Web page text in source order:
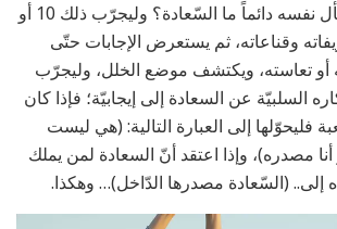
على الإنسان أن يسأل نفسه دائماً ما السّعادة؟ وليجرّب ذلك 10 أو
وقناعاته، ثم يستعرض الإجابات حتّى
تعاسته، ويكتشف موضع الخلل، وليجرّب
السلبيّة عن السعادة إلى إيجابيّة؛ فإذا كان
فليحوّلها إلى العبارة التالية: (هي ليست
مصدره)، وإذا اعتقد أنّ السعادة لمن يملك
إلى.. (السّعادة مصدرها الدّاخل)… وهكذا.